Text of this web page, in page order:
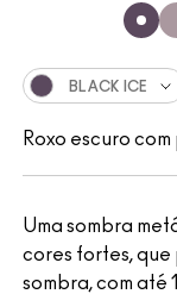
Uma sombra
cores fortes, que
sombra, com até
BLACK ICE
Roxo escuro